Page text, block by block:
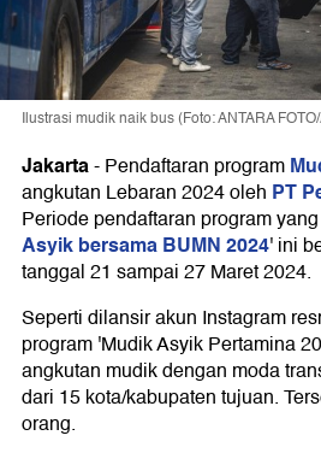
Ilustrasi mudik naik bus (Foto: ANTARA
Jakarta-Pendaftaran program
angkutan Lebaran 2024 oleh PT
Periode pendaftaran program
Asyik bersama BUMN 2024' ini
tanggal 21 sampai 27 Maret 2024.
Seperti dilansir akun Instagram
program 'Mudik Asyik Pertamina
angkutan mudik dengan moda
dari 15 kota/kabupaten tujuan.
orang.